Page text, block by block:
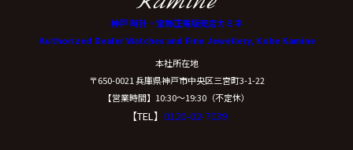
神戸 時計・宝飾正規販売店カミネ
Authorized Dealer Watches and Fine Jewellery, Kobe Kamine
本社所在地
〒650-0021 兵庫県神戸市中央区三宮町3-1-22
【営業時間】10:30〜19:30（不定休）
【TEL】 0120-02-7039